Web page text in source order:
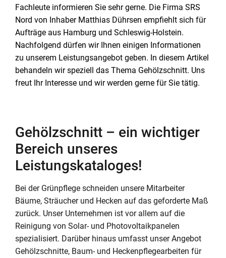
Fachleute informieren Sie sehr gerne. Die Firma SRS
Nord von Inhaber Matthias Dührsen empfiehlt sich für
Aufträge aus Hamburg und Schleswig-Holstein.
Nachfolgend dürfen wir Ihnen einigen Informationen
zu unserem Leistungsangebot geben. In diesem Artikel
behandeln wir speziell das Thema Gehölzschnitt. Uns
freut Ihr Interesse und wir werden gerne für Sie tätig.
Gehölzschnitt – ein wichtiger
Bereich unseres
Leistungskataloges!
Bei der Grünpflege schneiden unsere Mitarbeiter
Bäume, Sträucher und Hecken auf das geforderte Maß
zurück. Unser Unternehmen ist vor allem auf die
Reinigung von Solar- und Photovoltaikpanelen
spezialisiert. Darüber hinaus umfasst unser Angebot
Gehölzschnitte, Baum- und Heckenpflegearbeiten für